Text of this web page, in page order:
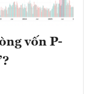
vốn P-